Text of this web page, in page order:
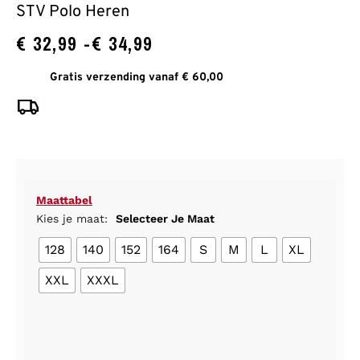
STV Polo Heren
€ 32,99 -€ 34,99
Gratis verzending vanaf € 60,00
Maattabel
Kies je maat:
Selecteer Je Maat
128 140 152 164 S M L
XL
XXL
XXXL